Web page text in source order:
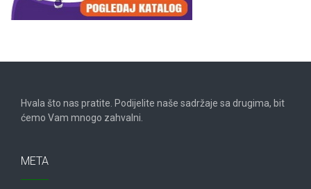
Hvala što nas pratite. Podijelite naše sadržaje sa drugima, bit
ćemo Vam mnogo zahvalni.
META